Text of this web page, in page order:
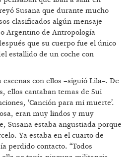
Susana que durante mucho
clasificados algún mensaje
Argentino de Antropología
que su cuerpo fue el único
estallido de un coche con
con ellos –siguió Lila–. De
ellos cantaban temas de Sui
‘Canción para mi muerte’.
eran muy lindos y muy
Susana estaba angustiada porque
Ya estaba en el cuarto de
perdido contacto. “Todos